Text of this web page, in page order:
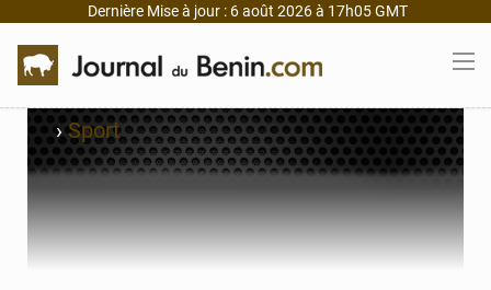
Dernière Mise à jour : 6 août 2026 à 17h05 GMT
›Sport